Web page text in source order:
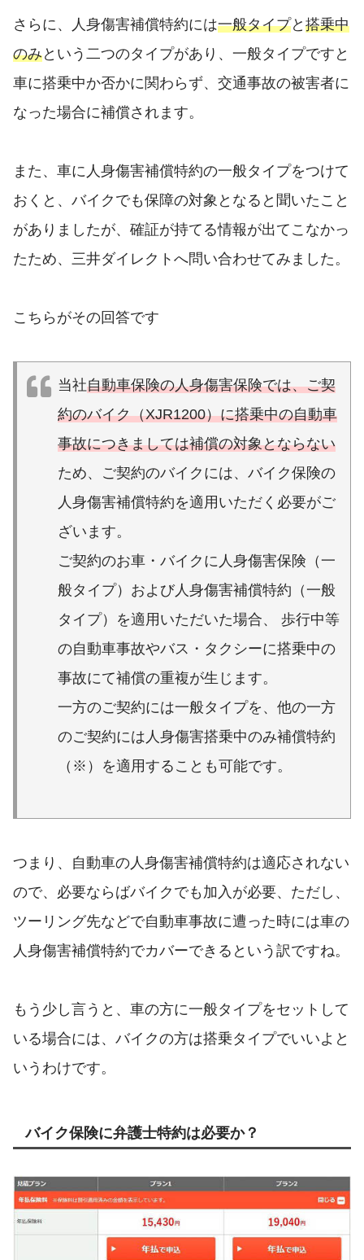
さらに、人身傷害補償特約には一般タイプと 搭乗中
のみという二つのタイプがあり、一般タイプですと
車に搭乗中か否かに関わらず、交通事故の被害者に
なった場合に補償されます。
また、車に人身傷害補償特約の一般タイプをつけて
おくと、バイクでも保障の対象となると聞いたこと
がありましたが、確証が持てる情報が出てこなかっ
たため、三井ダイレクトへ問い合わせてみました。
こちらがその回答です
当社自動車保険の人身傷害保険では、ご契
約のバイク（XJR1200）に搭乗中の自動車
事故につきましては補償の対象とならない
ため、ご契約のバイクには、バイク保険の
人身傷害補償特約を適用いただく必要がご
ざいます。
ご契約のお車・バイクに人身傷害保険（一
般タイプ）および人身傷害補償特約（一般
タイプ）を適用いただいた場合、 歩行中等
の自動車事故やバス・タクシーに搭乗中の
事故にて補償の重複が生じます。
一方のご契約には一般タイプを、他の一方
のご契約には人身傷害搭乗中のみ補償特約
（※）を適用することも可能です。
つまり、自動車の人身傷害補償特約は適応されない
ので、必要ならばバイクでも加入が必要、ただし、
ツーリング先などで自動車事故に遭った時には車の
人身傷害補償特約でカバーできるという訳ですね。
もう少し言うと、車の方に一般タイプをセットして
いる場合には、バイクの方は搭乗タイプでいいよと
いうわけです。
バイク保険に弁護士特約は必要か？